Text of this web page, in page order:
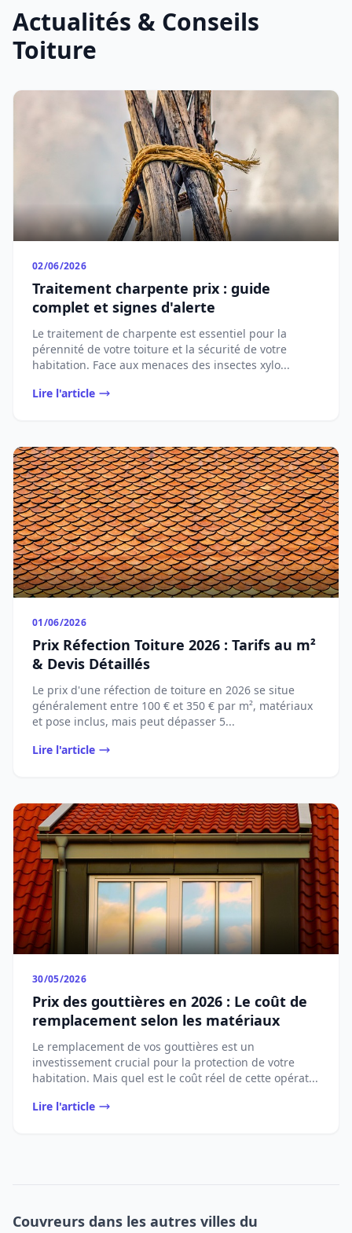
Actualités & Conseils
Toiture
02/06/2026
Traitement charpente prix : guide
complet et signes d'alerte
Le traitement de charpente est essentiel pour la
pérennité de votre toiture et la sécurité de votre
habitation. Face aux menaces des insectes xylo...
Lire l'article
01/06/2026
Prix Réfection Toiture 2026 : Tarifs au m²
& Devis Détaillés
Le prix d'une réfection de toiture en 2026 se situe
généralement entre 100 € et 350 € par m², matériaux
et pose inclus, mais peut dépasser 5...
Lire l'article
30/05/2026
Prix des gouttières en 2026 : Le coût de
remplacement selon les matériaux
Le remplacement de vos gouttières est un
investissement crucial pour la protection de votre
habitation. Mais quel est le coût réel de cette opérat...
Lire l'article
Couvreurs dans les autres villes du